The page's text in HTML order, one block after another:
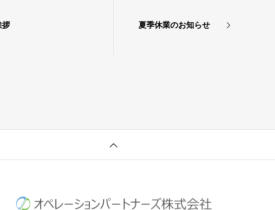
拶 夏季休業のお知らせ